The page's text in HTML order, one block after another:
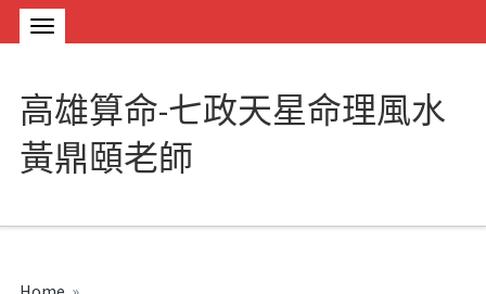
高雄算命-七政天星命理風水
黃鼎頤老師